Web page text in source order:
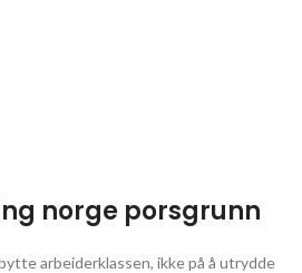
norge porsgrunn
arbeiderklassen, ikke på å utrydde